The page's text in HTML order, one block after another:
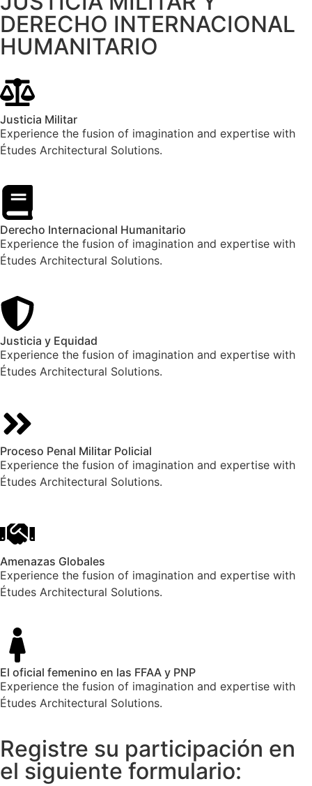
DERECHO INTERNACIONAL
HUMANITARIO
Justicia Militar
Experience the fusion of imagination and expertise with
Études Architectural Solutions.
Derecho Internacional Humanitario
Experience the fusion of imagination and expertise with
Études Architectural Solutions.
Justicia y Equidad
Experience the fusion of imagination and expertise with
Études Architectural Solutions.
Proceso Penal Militar Policial
Experience the fusion of imagination and expertise with
Études Architectural Solutions.
Amenazas Globales
Experience the fusion of imagination and expertise with
Études Architectural Solutions.
El oficial femenino en las FFAA y PNP
Experience the fusion of imagination and expertise with
Études Architectural Solutions.
Registre su participación en
el siguiente formulario: